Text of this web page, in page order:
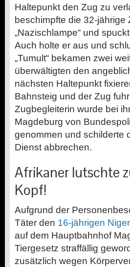
Haltepunkt den Zug zu
beschimpfte die 32-jährige
„Nazischlampe“ und
Auch holte er aus und
„Tumult“ bekamen zwei
überwältigten den
nächsten Haltepunkt
Bahnsteig und der Zug
Zugbegleiterin wurde bei
Magdeburg von
genommen und schilderte
Dienst abbrechen.
Afrikaner lutschte
Kopf!
Aufgrund der
Täter den 16-jährigen
auf dem Hauptbahnhof
Tiergesetz straffällig
zusätzlich wegen